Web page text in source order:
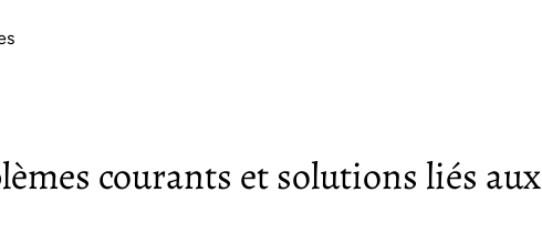
courants et solutions liés aux